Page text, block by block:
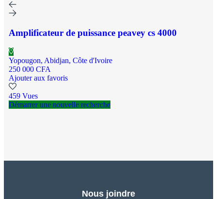
Amplificateur de puissance peavey cs 4000
Yopougon, Abidjan, Côte d'Ivoire
250 000 CFA
Ajouter aux favoris
459 Vues
Démarrer une nouvelle recherche
Nous joindre